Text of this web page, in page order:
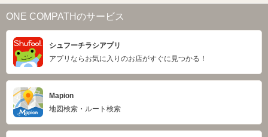
ONE COMPATHのサービス
シュフーチラシアプリ
アプリならお気に入りのお店がすぐに見つかる！
Mapion
地図検索・ルート検索